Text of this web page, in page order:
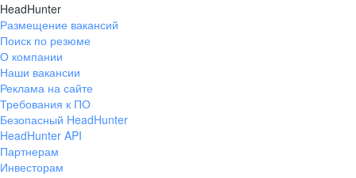
HeadHunter
Размещение вакансий
Поиск по резюме
О компании
Наши вакансии
Реклама на сайте
Требования к ПО
Безопасный HeadHunter
HeadHunter API
Партнерам
Инвесторам